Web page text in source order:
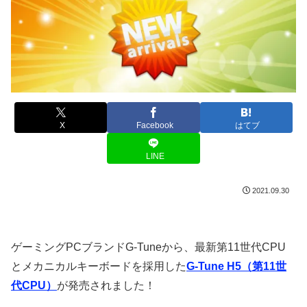
X Facebook はてブ
LINE
2021.09.30
ゲーミングPCブランドG-Tuneから、最新第11世代CPU
とメカニカルキーボードを採用したG-Tune H5（第11世
代CPU） が発売されました！